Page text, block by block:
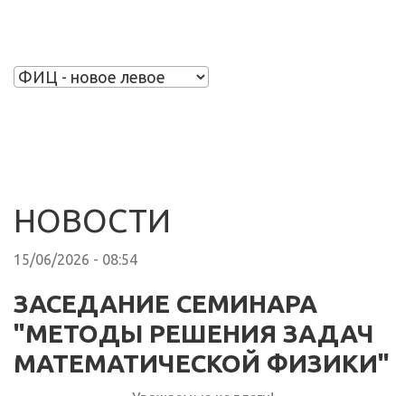
НОВОСТИ
15/06/2026 - 08:54
ЗАСЕДАНИЕ СЕМИНАРА
"МЕТОДЫ РЕШЕНИЯ ЗАДАЧ
МАТЕМАТИЧЕСКОЙ ФИЗИКИ"